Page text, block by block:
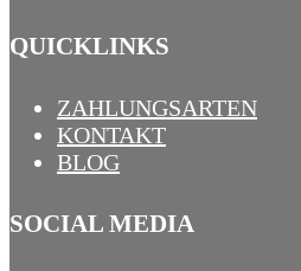
QUICKLINKS
ZAHLUNGSARTEN
KONTAKT
BLOG
SOCIAL MEDIA